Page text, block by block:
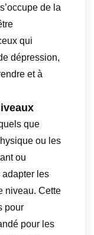
de la
qui
dépression,
et à
que
ou les
ou
adapter les
niveau. Cette
pour
pour les